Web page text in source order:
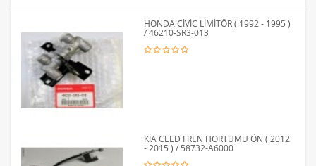
HONDA CİVİC LİMİTÖR ( 1992 - 1995 )
/ 46210-SR3-013
KİA CEED FREN HORTUMU ÖN ( 2012
- 2015 ) / 58732-A6000